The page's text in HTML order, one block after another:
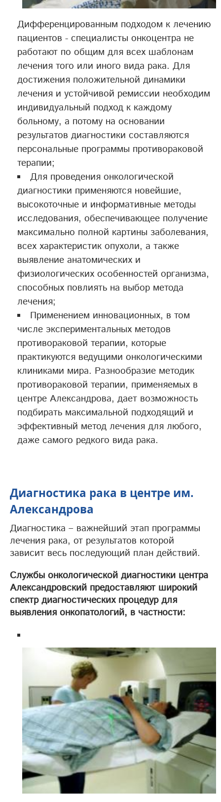
Дифференцированным подходом к лечению
пациентов - специалисты онкоцентра не
работают по общим для всех шаблонам
лечения того или иного вида рака. Для
достижения положительной динамики
лечения и устойчивой ремиссии необходим
индивидуальный подход к каждому
больному, а потому на основании
результатов диагностики составляются
персональные программы противораковой
терапии;
Для проведения онкологической
диагностики применяются новейшие,
высокоточные и информативные методы
исследования, обеспечивающее получение
максимально полной картины заболевания,
всех характеристик опухоли, а также
выявление анатомических и
физиологических особенностей организма,
способных повлиять на выбор метода
лечения;
Применением инновационных, в том
числе экспериментальных методов
противораковой терапии, которые
практикуются ведущими онкологическими
клиниками мира. Разнообразие методик
противораковой терапии, применяемых в
центре Александрова, дает возможность
подбирать максимальной подходящий и
эффективный метод лечения для любого,
даже самого редкого вида рака.
Диагностика рака в центре им.
Александрова
Диагностика – важнейший этап программы
лечения рака, от результатов которой
зависит весь последующий план действий.
Службы онкологической диагностики центра
Александровский предоставляют широкий
спектр диагностических процедур для
выявления онкопатологий, в частности: